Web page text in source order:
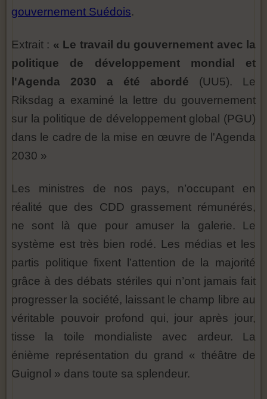
gouvernement Suédois.
Extrait : « Le travail du gouvernement avec la
politique de développement mondial et
l'Agenda 2030 a été abordé (UU5). Le
Riksdag a examiné la lettre du gouvernement
sur la politique de développement global (PGU)
dans le cadre de la mise en œuvre de l'Agenda
2030 »
Les ministres de nos pays, n’occupant en
réalité que des CDD grassement rémunérés,
ne sont là que pour amuser la galerie. Le
système est très bien rodé. Les médias et les
partis politique fixent l’attention de la majorité
grâce à des débats stériles qui n’ont jamais fait
progresser la société, laissant le champ libre au
véritable pouvoir profond qui, jour après jour,
tisse la toile mondialiste avec ardeur. La
énième représentation du grand « théâtre de
Guignol » dans toute sa splendeur.